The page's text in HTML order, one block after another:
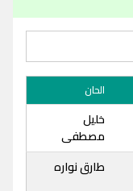
الحان
خليل
مصطفى
طارق نواره